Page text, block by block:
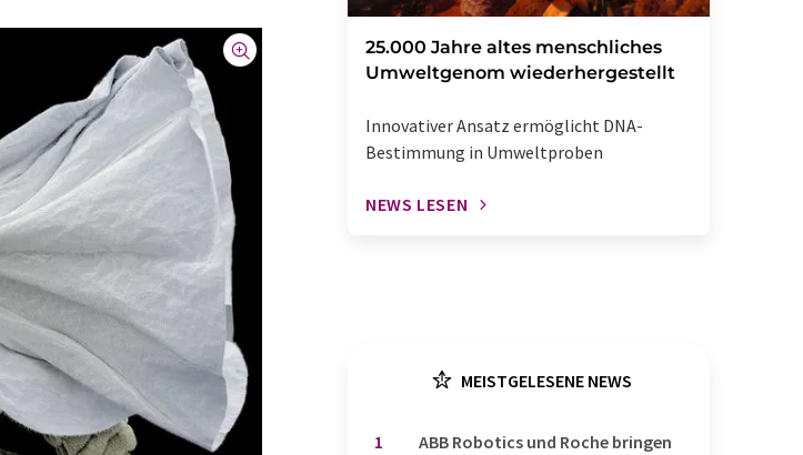
25.000 Jahre altes menschliches
Umweltgenom wiederhergestellt
Innovativer Ansatz ermöglicht DNA-
Bestimmung in Umweltproben
NEWS LESEN
MEISTGELESENE NEWS
1
​​​​​​​ABB Robotics und Roche bringen